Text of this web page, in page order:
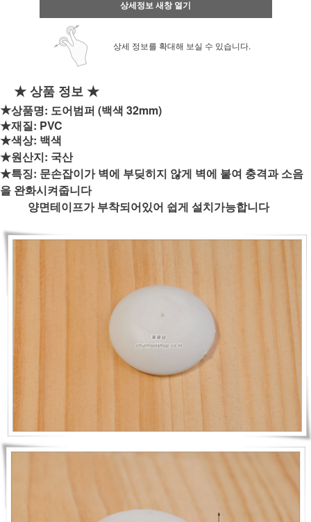
상세정보 새창 열기
상세 정보를 확대해 보실 수 있습니다.
★ 상품 정보 ★
★상품명: 도어범퍼 (백색 32mm)
★재질: PVC
★색상: 백색
★원산지: 국산
★특징: 문손잡이가 벽에 부딪히지 않게 벽에 붙여 충격과 소음
을 완화시켜줍니다
양면테이프가 부착되어있어 쉽게 설치가능합니다